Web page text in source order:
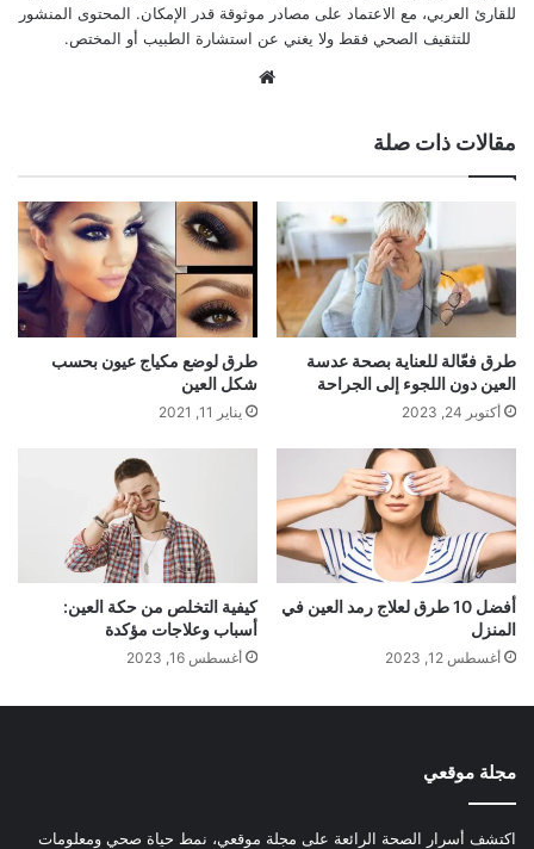
للقارئ العربي، مع الاعتماد على مصادر موثوقة قدر الإمكان. المحتوى المنشور
للتثقيف الصحي فقط ولا يغني عن استشارة الطبيب أو المختص.
مقالات ذات صلة
طرق فعّالة للعناية بصحة عدسة
العين دون اللجوء إلى الجراحة
أكتوبر 24, 2023
طرق لوضع مكياج عيون بحسب
شكل العين
يناير 11, 2021
أفضل 10 طرق لعلاج رمد العين في
المنزل
أغسطس 12, 2023
كيفية التخلص من حكة العين:
أسباب وعلاجات مؤكدة
أغسطس 16, 2023
مجلة موقعي
اكتشف أسرار الصحة الرائعة على مجلة موقعي، نمط حياة صحي ومعلومات